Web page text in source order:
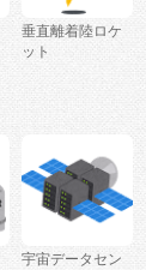
垂直離着陸ロケ
ット
宇宙データセン